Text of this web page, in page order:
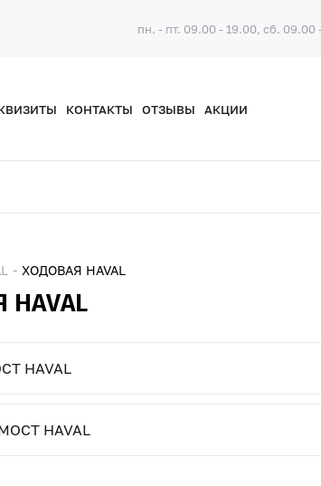
пн. - пт. 09.00 - 19.00, сб. 09.00
КОНТАКТЫ ОТЗЫВЫ АКЦИИ
ХОДОВАЯ HAVAL
HAVAL
HAVAL